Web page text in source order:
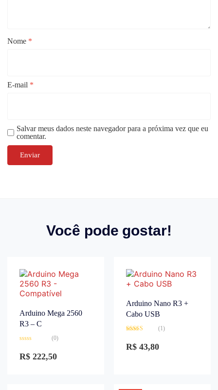
Nome *
E-mail *
Salvar meus dados neste navegador para a próxima vez que eu
comentar.
Você pode gostar!
Arduino Mega 2560
R3 – C
0
de
(0)
R$ 222,50
Arduino Nano R3 +
Cabo USB
3.00 de
5
(1)
R$ 43,80